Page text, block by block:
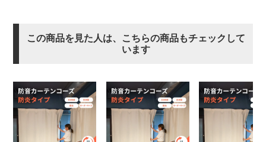
この商品を見た人は、こちらの商品もチェックして
います